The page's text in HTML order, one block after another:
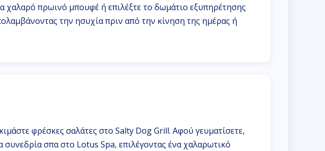
χαλαρό πρωινό μπουφέ ή επιλέξτε το δωμάτιο εξυπηρέτησης
την ησυχία πριν από την κίνηση της ημέρας ή
φρέσκες σαλάτες στο Salty Dog Grill. Αφού γευματίσετε,
σπα στο Lotus Spa, επιλέγοντας ένα χαλαρωτικό